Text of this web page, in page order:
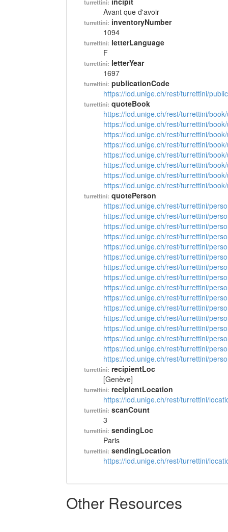
turrettini:
Avant que d'avoir
turrettini: inventoryNumber
1094
turrettini: letterLanguage
F
turrettini: letterYear
1697
turrettini: publicationCode
https://lod.unige.ch/rest/turrettini/
turrettini: quoteBook
https://lod.unige.ch/rest/turrettini/
https://lod.unige.ch/rest/turrettini/
https://lod.unige.ch/rest/turrettini/
https://lod.unige.ch/rest/turrettini/
https://lod.unige.ch/rest/turrettini/
https://lod.unige.ch/rest/turrettini/
https://lod.unige.ch/rest/turrettini/
https://lod.unige.ch/rest/turrettini/
turrettini: quotePerson
https://lod.unige.ch/rest/turrettini/
https://lod.unige.ch/rest/turrettini/
https://lod.unige.ch/rest/turrettini/
https://lod.unige.ch/rest/turrettini/
https://lod.unige.ch/rest/turrettini/
https://lod.unige.ch/rest/turrettini/
https://lod.unige.ch/rest/turrettini/
https://lod.unige.ch/rest/turrettini/
https://lod.unige.ch/rest/turrettini/
https://lod.unige.ch/rest/turrettini/
https://lod.unige.ch/rest/turrettini/
https://lod.unige.ch/rest/turrettini/
https://lod.unige.ch/rest/turrettini/
https://lod.unige.ch/rest/turrettini/
https://lod.unige.ch/rest/turrettini/
https://lod.unige.ch/rest/turrettini/
turrettini: recipientLoc
[Genève]
turrettini: recipientLocation
https://lod.unige.ch/rest/turrettini/
turrettini: scanCount
3
turrettini: sendingLoc
Paris
turrettini: sendingLocation
https://lod.unige.ch/rest/turrettini/
Other Resources